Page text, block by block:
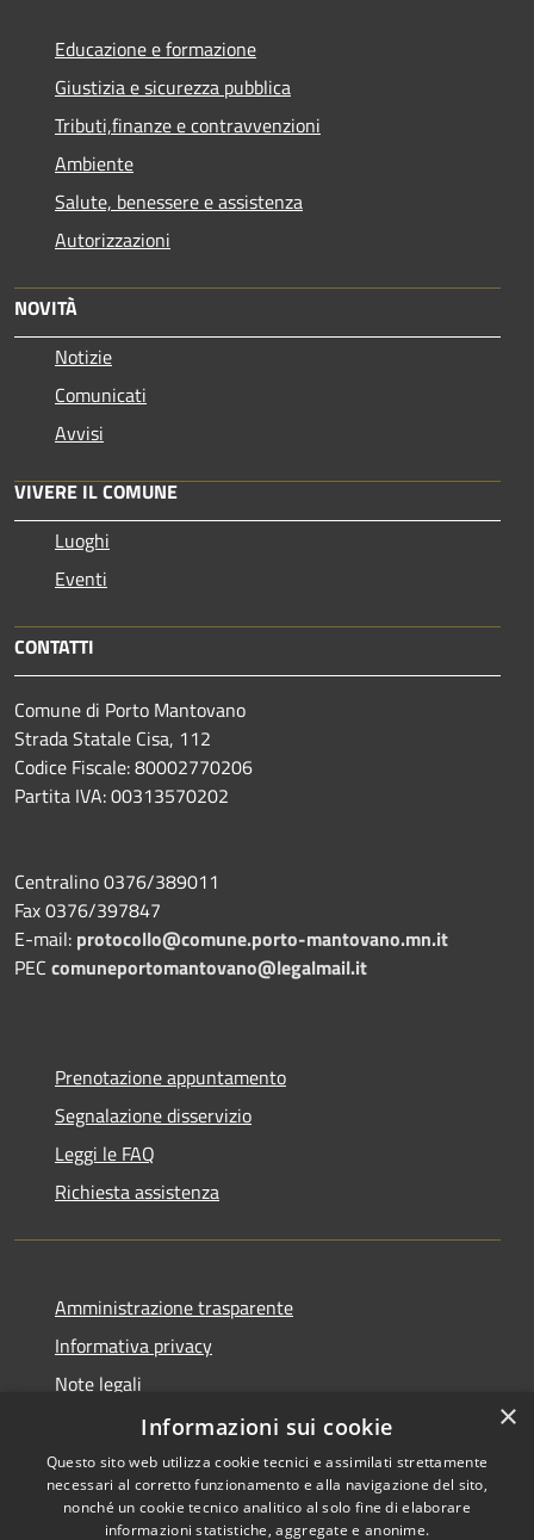
Educazione e formazione
Giustizia e sicurezza pubblica
Tributi,finanze e contravvenzioni
Ambiente
Salute, benessere e assistenza
Autorizzazioni
NOVITÀ
Notizie
Comunicati
Avvisi
VIVERE IL COMUNE
Luoghi
Eventi
CONTATTI
Comune di Porto Mantovano
Strada Statale Cisa, 112
Codice Fiscale: 80002770206
Partita IVA: 00313570202
Centralino 0376/389011
Fax 0376/397847
E-mail: protocollo@comune.porto-mantovano.mn.it
PEC comuneportomantovano@legalmail.it
Prenotazione appuntamento
Segnalazione disservizio
Leggi le FAQ
Richiesta assistenza
Amministrazione trasparente
Informativa privacy
Note legali
Dichiarazione di accessibilità
×
Informazioni sui cookie
Questo sito web utilizza cookie tecnici e assimilati strettamente
necessari al corretto funzionamento e alla navigazione del sito,
nonché un cookie tecnico analitico al solo fine di elaborare
informazioni statistiche, aggregate e anonime.